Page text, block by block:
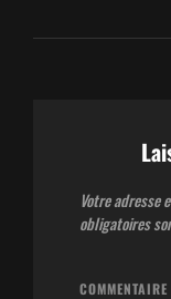
Votre adresse
obligatoires
COMMENTAIRE